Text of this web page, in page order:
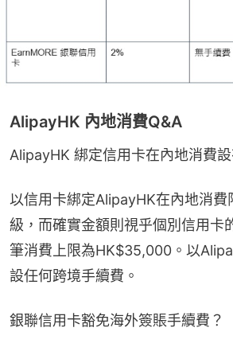
AlipayHK 內地消費Q&A
AlipayHK 綁定信用卡在內地消費
以信用卡綁定AlipayHK在內地消費
級，而確實金額則視乎個別信用卡
筆消費上限為HK$35,000。以
設任何跨境手續費。
銀聯信用卡豁免海外簽賬手續費？